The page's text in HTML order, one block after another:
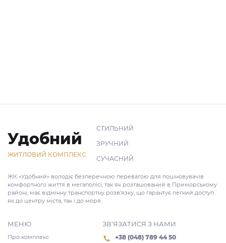
Удобний
ЖИТЛОВИЙ КОМПЛЕКС
СТИЛЬНИЙ
ЗРУЧНИЙ
СУЧАСНИЙ
ЖК «Удобний» володіє безперечною перевагою для поціновувачів
комфортного життя в мегаполісі, так як розташований в Приморському
районі, має відмінну транспортну розв'язку, що гарантує легкий доступ
як до центру міста, так і до моря.
МЕНЮ
Про комплекс
ЗВ'ЯЗАТИСЯ З НАМИ
+38 (048) 789 44 50